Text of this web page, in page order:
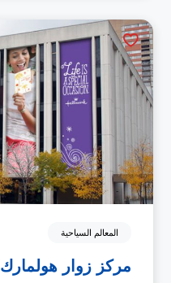
المعالم السياحية
مركز زوار هولمارك